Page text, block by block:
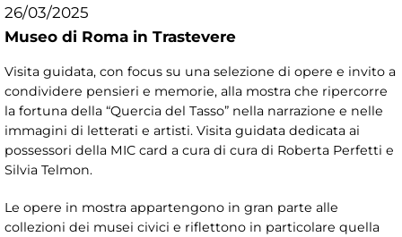
26/03/2025
Museo di Roma in Trastevere
Visita guidata, con focus su una selezione di opere e invito a
condividere pensieri e memorie, alla mostra che ripercorre
la fortuna della “Quercia del Tasso” nella narrazione e nelle
immagini di letterati e artisti. Visita guidata dedicata ai
possessori della MIC card a cura di cura di Roberta Perfetti e
Silvia Telmon.
Le opere in mostra appartengono in gran parte alle
collezioni dei musei civici e riflettono in particolare quella